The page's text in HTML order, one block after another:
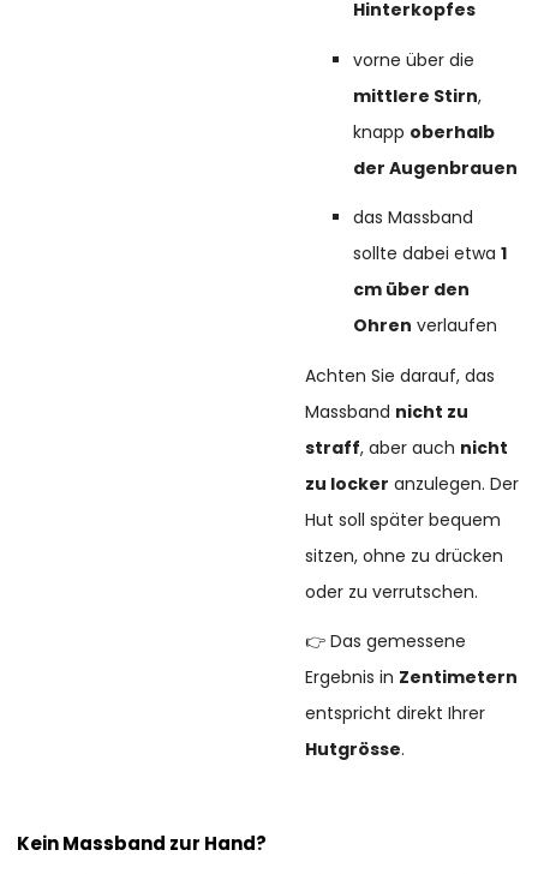
Hinterkopfes
vorne über die
mittlere Stirn,
knapp oberhalb
der Augenbrauen
das Massband
sollte dabei etwa1
cm über den
Ohren verlaufen
Achten Sie darauf, das
Massband nicht zu
straff, aber auch nicht
zu locker anzulegen. Der
Hut soll später bequem
sitzen, ohne zu drücken
oder zu verrutschen.
👉 Das gemessene
Ergebnis in Zentimetern
entspricht direkt Ihrer
Hutgrösse.
Kein Massband zur Hand?